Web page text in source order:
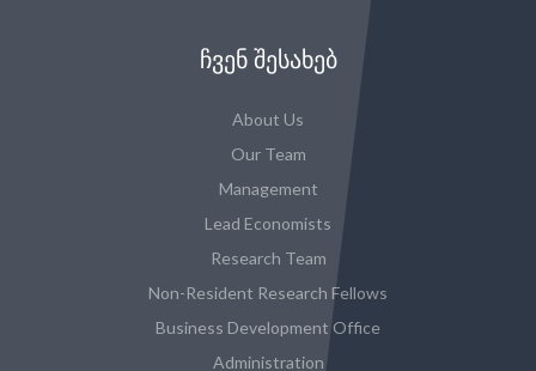
ᲩᲕᲔᲜ ᲨᲔᲡᲐᲮᲔᲑ
About Us
Our Team
Management
Lead Economists
Research Team
Non-Resident Research Fellows
Business Development Office
Administration